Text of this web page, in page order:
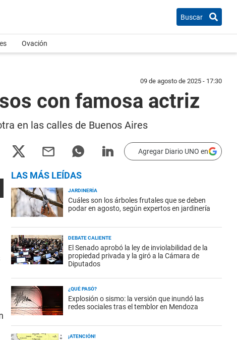
Buscar
Ovación
09 de agosto de 2025 - 17:30
con famosa actriz
en las calles de Buenos Aires
Agregar Diario UNO en
LAS MÁS LEÍDAS
JARDINERÍA
Cuáles son los árboles frutales que se deben
podar en agosto, según expertos en jardinería
DEBATE CALIENTE
El Senado aprobó la ley de inviolabilidad de la
propiedad privada y la giró a la Cámara de
Diputados
¿QUÉ PASÓ?
Explosión o sismo: la versión que inundó las
redes sociales tras el temblor en Mendoza
¡ATENCIÓN!